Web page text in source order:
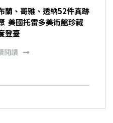
蘭、哥雅、透納52件真跡
美國托雷多美術館珍藏
登臺
閱讀